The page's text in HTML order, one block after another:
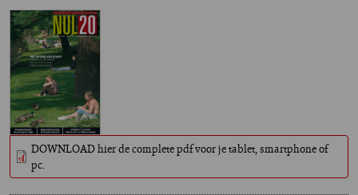
DOWNLOAD hier de complete pdf voor je tablet, smartphone of
pc.